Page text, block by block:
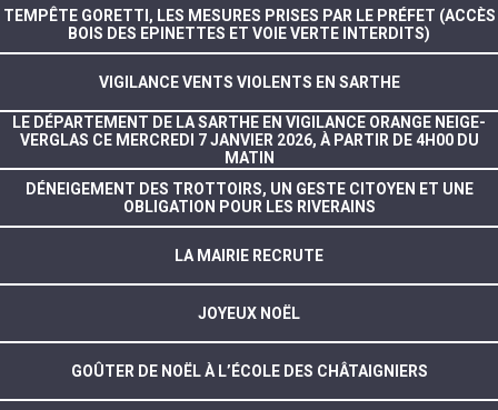
TEMPÊTE GORETTI, LES MESURES PRISES PAR LE PRÉFET (ACCÈS
BOIS DES EPINETTES ET VOIE VERTE INTERDITS)
VIGILANCE VENTS VIOLENTS EN SARTHE
LE DÉPARTEMENT DE LA SARTHE EN VIGILANCE ORANGE NEIGE-
VERGLAS CE MERCREDI 7 JANVIER 2026, À PARTIR DE 4H00 DU
MATIN
DÉNEIGEMENT DES TROTTOIRS, UN GESTE CITOYEN ET UNE
OBLIGATION POUR LES RIVERAINS
LA MAIRIE RECRUTE
JOYEUX NOËL
GOÛTER DE NOËL À L’ÉCOLE DES CHÂTAIGNIERS